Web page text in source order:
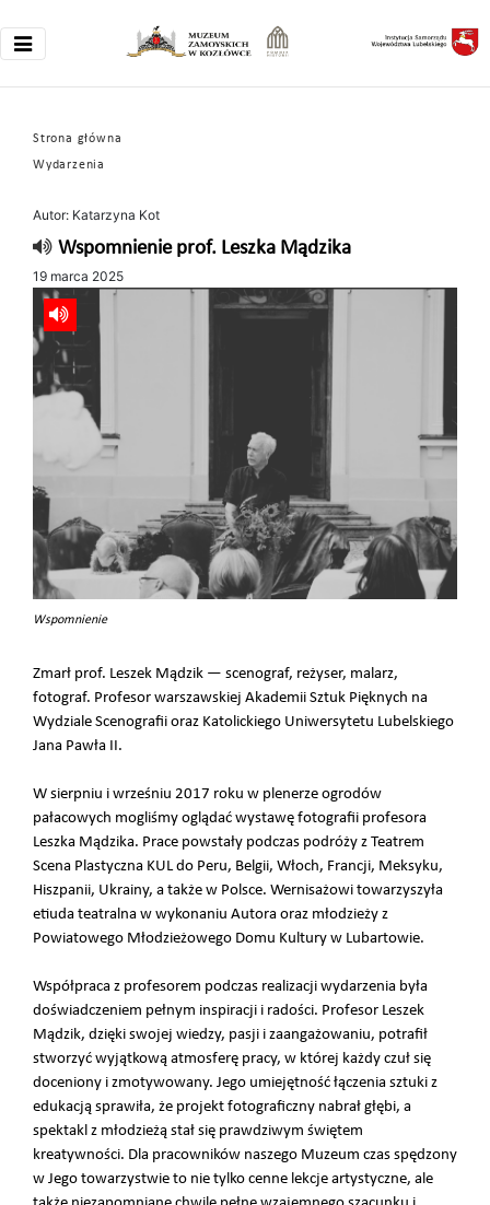
Strona główna
Wydarzenia
Autor: Katarzyna Kot
Wspomnienie prof. Leszka Mądzika
19 marca 2025
Wspomnienie
Zmarł prof. Leszek Mądzik ― scenograf, reżyser, malarz,
fotograf. Profesor warszawskiej Akademii Sztuk Pięknych na
Wydziale Scenografii oraz Katolickiego Uniwersytetu Lubelskiego
Jana Pawła II.
W sierpniu i wrześniu 2017 roku w plenerze ogrodów
pałacowych mogliśmy oglądać wystawę fotografii profesora
Leszka Mądzika. Prace powstały podczas podróży z Teatrem
Scena Plastyczna KUL do Peru, Belgii, Włoch, Francji, Meksyku,
Hiszpanii, Ukrainy, a także w Polsce. Wernisażowi towarzyszyła
etiuda teatralna w wykonaniu Autora oraz młodzieży z
Powiatowego Młodzieżowego Domu Kultury w Lubartowie.
Współpraca z profesorem podczas realizacji wydarzenia była
doświadczeniem pełnym inspiracji i radości. Profesor Leszek
Mądzik, dzięki swojej wiedzy, pasji i zaangażowaniu, potrafił
stworzyć wyjątkową atmosferę pracy, w której każdy czuł się
doceniony i zmotywowany. Jego umiejętność łączenia sztuki z
edukacją sprawiła, że projekt fotograficzny nabrał głębi, a
spektakl z młodzieżą stał się prawdziwym świętem
kreatywności. Dla pracowników naszego Muzeum czas spędzony
w Jego towarzystwie to nie tylko cenne lekcje artystyczne, ale